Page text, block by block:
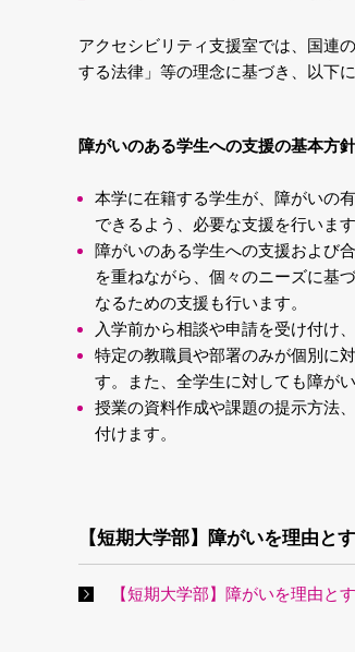
アクセシビリティ支援室では、国連
する法律」等の理念に基づき、以下
障がいのある学生への支援の基本方針
本学に在籍する学生が、障がいの
できるよう、必要な支援を行います
障がいのある学生への支援および
を重ねながら、個々のニーズに基
なるための支援も行います。
入学前から相談や申請を受け付け
特定の教職員や部署のみが個別に
す。また、全学生に対しても障が
授業の資料作成や課題の提示方法
付けます。
【短期大学部】障がいを理由と
【短期大学部】障がいを理由と